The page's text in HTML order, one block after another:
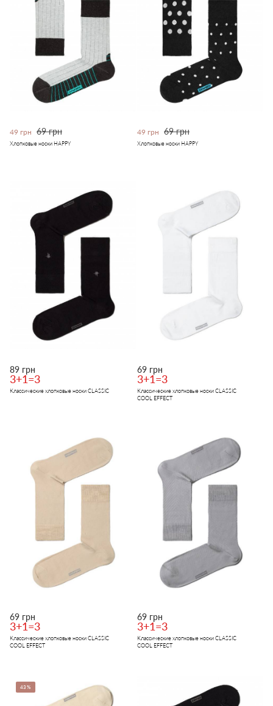
49 грн 69 грн
Хлопковые носки HAPPY
49 грн 69 грн
Хлопковые носки HAPPY
89 грн
3+1=3
Классические хлопковые носки CLASSIC
69 грн
3+1=3
Классические хлопковые носки CLASSIC
COOL EFFECT
69 грн
3+1=3
Классические хлопковые носки CLASSIC
COOL EFFECT
69 грн
3+1=3
Классические хлопковые носки CLASSIC
COOL EFFECT
43%